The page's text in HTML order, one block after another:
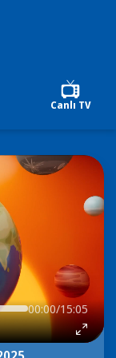
Canlı TV
00:00/15:05